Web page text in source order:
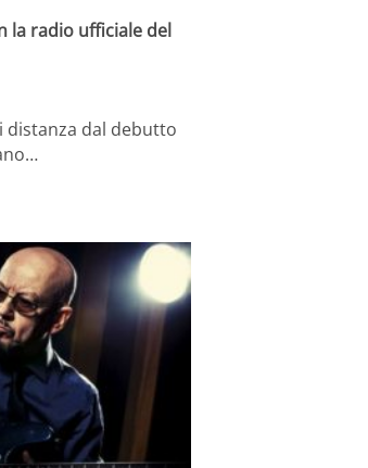
la radio ufficiale del
distanza dal debutto